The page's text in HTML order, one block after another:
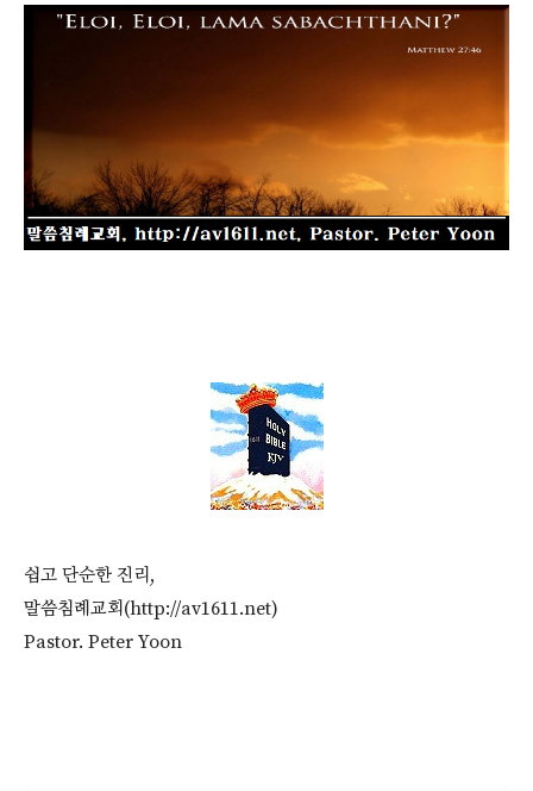
쉽고 단순한 진리,
말씀침례교회(http://av1611.net)
Pastor. Peter Yoon